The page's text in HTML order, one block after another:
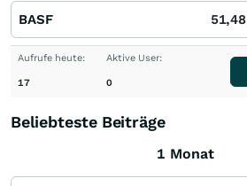
BASF 51,48
Aufrufe heute:
17
Aktive User:
0
Beliebteste Beiträge
1 Monat